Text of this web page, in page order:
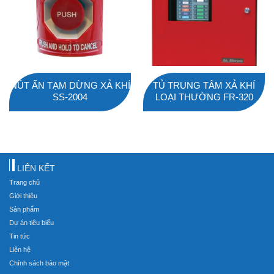
NÚT ẤN TẠM DỪNG XẢ KHÍ
SS-2004
TỦ TRUNG TÂM XẢ KHÍ
LOẠI THƯỜNG FR-320
LIÊN KẾT
Trang chủ
Giới thiệu
Sản phẩm
Dự án tiêu biểu
Tin tức
Liên hệ
Chính sách bảo mật